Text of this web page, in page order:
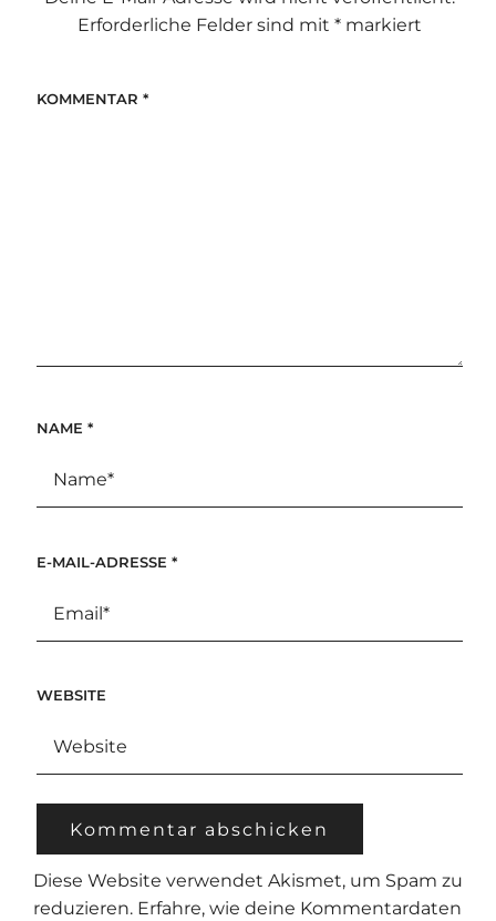
Erforderliche Felder sind mit *markiert
KOMMENTAR *
NAME *
E-MAIL-ADRESSE *
WEBSITE
Diese Website verwendet Akismet, um Spam zu
reduzieren. Erfahre, wie deine Kommentardaten